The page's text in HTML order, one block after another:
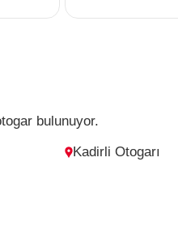
bulunuyor.
Kadirli Otogarı